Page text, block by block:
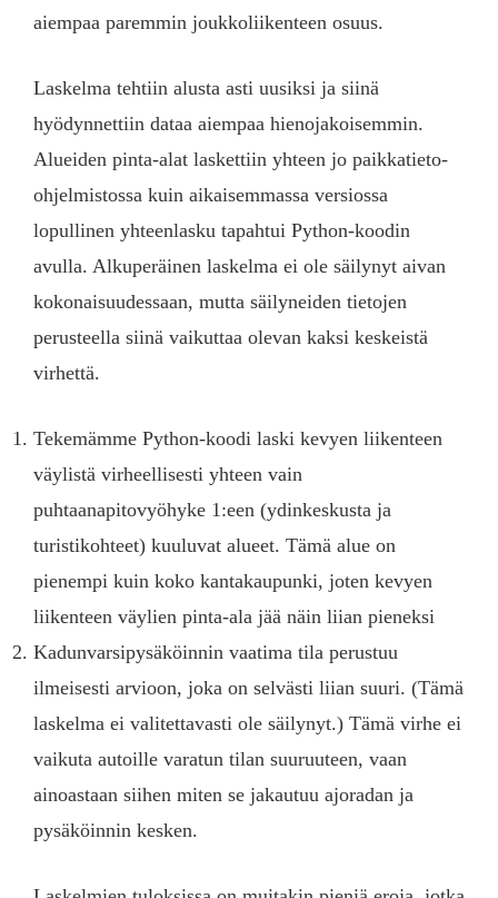
aiempaa paremmin joukkoliikenteen osuus.
Laskelma tehtiin alusta asti uusiksi ja siinä
hyödynnettiin dataa aiempaa hienojakoisemmin.
Alueiden pinta-alat laskettiin yhteen jo paikkatieto-
ohjelmistossa kuin aikaisemmassa versiossa
lopullinen yhteenlasku tapahtui Python-koodin
avulla. Alkuperäinen laskelma ei ole säilynyt aivan
kokonaisuudessaan, mutta säilyneiden tietojen
perusteella siinä vaikuttaa olevan kaksi keskeistä
virhettä.
Tekemämme Python-koodi laski kevyen liikenteen
väylistä virheellisesti yhteen vain
puhtaanapitovyöhyke 1:een (ydinkeskusta ja
turistikohteet) kuuluvat alueet. Tämä alue on
pienempi kuin koko kantakaupunki, joten kevyen
liikenteen väylien pinta-ala jää näin liian pieneksi
Kadunvarsipysäköinnin vaatima tila perustuu
ilmeisesti arvioon, joka on selvästi liian suuri. (Tämä
laskelma ei valitettavasti ole säilynyt.) Tämä virhe ei
vaikuta autoille varatun tilan suuruuteen, vaan
ainoastaan siihen miten se jakautuu ajoradan ja
pysäköinnin kesken.